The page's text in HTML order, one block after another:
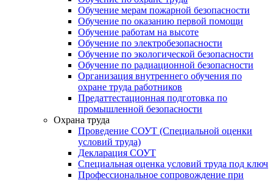
Обучение мерам пожарной безопасности
Обучение по оказанию первой помощи
Обучение работам на высоте
Обучение по электробезопасности
Обучение по экологической безопасности
Обучение по радиационной безопасности
Организация внутреннего обучения по
охране труда работников
Предаттестационная подготовка по
промышленной безопасности
Охрана труда
Проведение СОУТ (Специальной оценки
условий труда)
Декларация СОУТ
Специальная оценка условий труда под ключ
Профессиональное сопровождение при